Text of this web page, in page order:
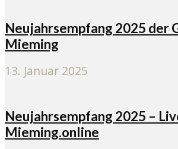
Neujahrsempfang 2025 der
Mieming
13. Januar 2025
Neujahrsempfang 2025 –
Mieming.online